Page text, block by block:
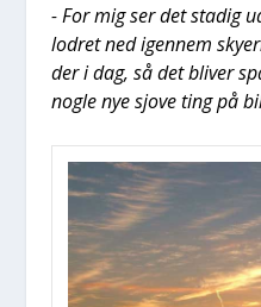
- For mig ser det sta­dig
lodret ned igen­nem
der i dag, så det bli­ver
nog­le nye sjove ting på